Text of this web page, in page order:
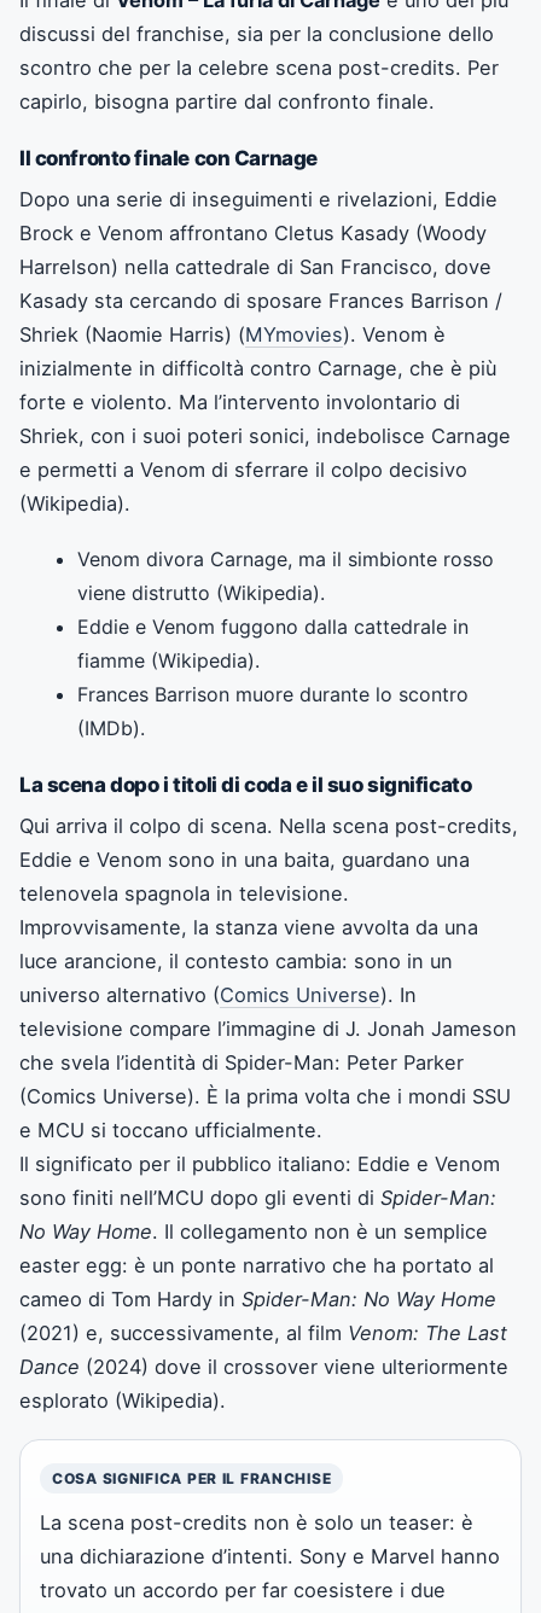
discussi del franchise, sia per la conclusione dello
scontro che per la celebre scena post-credits. Per
capirlo, bisogna partire dal confronto finale.
Il confronto finale con Carnage
Dopo una serie di inseguimenti e rivelazioni, Eddie
Brock e Venom affrontano Cletus Kasady (Woody
Harrelson) nella cattedrale di San Francisco, dove
Kasady sta cercando di sposare Frances Barrison /
Shriek (Naomie Harris) (MYmovies). Venom è
inizialmente in difficoltà contro Carnage, che è più
forte e violento. Ma l’intervento involontario di
Shriek, con i suoi poteri sonici, indebolisce Carnage
e permetti a Venom di sferrare il colpo decisivo
(Wikipedia).
Venom divora Carnage, ma il simbionte rosso
viene distrutto (Wikipedia).
Eddie e Venom fuggono dalla cattedrale in
fiamme (Wikipedia).
Frances Barrison muore durante lo scontro
(IMDb).
La scena dopo i titoli di coda e il suo significato
Qui arriva il colpo di scena. Nella scena post-credits,
Eddie e Venom sono in una baita, guardano una
telenovela spagnola in televisione.
Improvvisamente, la stanza viene avvolta da una
luce arancione, il contesto cambia: sono in un
universo alternativo (Comics Universe). In
televisione compare l’immagine di J. Jonah Jameson
che svela l’identità di Spider-Man: Peter Parker
(Comics Universe). È la prima volta che i mondi SSU
e MCU si toccano ufficialmente.
Il significato per il pubblico italiano: Eddie e Venom
sono finiti nell’MCU dopo gli eventi di Spider-Man:
No Way Home. Il collegamento non è un semplice
easter egg: è un ponte narrativo che ha portato al
cameo di Tom Hardy in Spider-Man: No Way Home
(2021) e, successivamente, al film Venom: The Last
Dance (2024) dove il crossover viene ulteriormente
esplorato (Wikipedia).
COSA SIGNIFICA PER IL FRANCHISE
La scena post-credits non è solo un teaser: è
una dichiarazione d’intenti. Sony e Marvel hanno
trovato un accordo per far coesistere i due